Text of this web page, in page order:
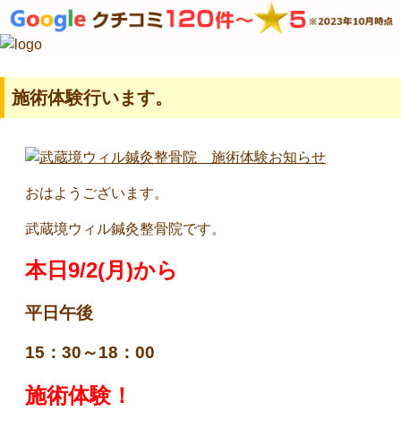
施術体験行います。
おはようございます。
武蔵境ウィル鍼灸整骨院です。
本日9/2(月)から
平日午後
15：30～18：00
施術体験！